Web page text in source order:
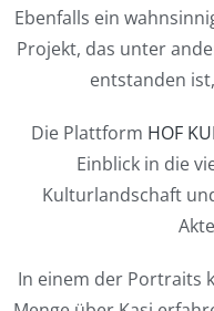
Ebenfalls ein
Projekt, das unter
entstanden
Die Plattform HOF
Einblick in die
Kulturlandschaft
In einem der Portraits